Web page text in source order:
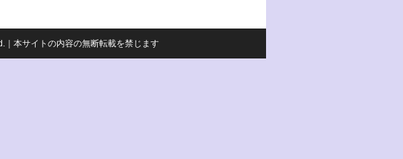
本サイトの内容の無断転載を禁じます